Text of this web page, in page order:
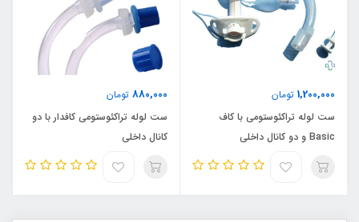
1,200,000 تومان
ست لوله تراکئوستومی با کاف
Basic و دو کانال داخلی
880,000 تومان
ست لوله تراکئوستومی کافدار با دو
کانال داخلی